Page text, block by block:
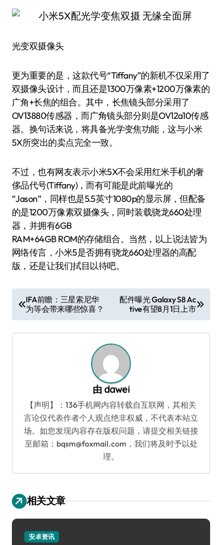
光变双摄像头
更为重要的是，这款代号“Tiffany”的新机不仅采用了
双摄像头设计，而且还是1300万像素+1200万像素的
广角+长焦的组合。其中，长焦镜头部分采用了
OV13880传感器，而广角镜头部分则是OV12a10传感
器。换句话来说，将具备光学变焦功能，这与小米
5X所突出的卖点完全一致。
不过，也有网友表示小米5X不会采用红米手机的奢
侈品代号(Tiffany)，而有可能是此前曝光的
“Jason”，同样也是5.5英寸1080p的显示屏，但配备
的是1200万像素双摄像头，同时装载骁龙660处理
器，并拥有6GB
RAM+64GB ROM的存储组合。当然，以上说法皆为
网络传言，小米5是否拥有骁龙660处理器的高配
版，还是让我们拭目以待吧。
章
导
IFA前瞻：三星索尼华
为等会带来哪些惊喜？
配件曝光 Galaxy S8 Ac
tive有望8月1日上市
由 dawei
【声明】：136手机网内容转载自互联网，其相关
言论仅代表作者个人观点绝非权威，不代表本站立
场。如您发现内容存在版权问题，请提交相关链接
至邮箱：bqsm@foxmail.com，我们将及时予以处
理。
相关文章
安卓资讯